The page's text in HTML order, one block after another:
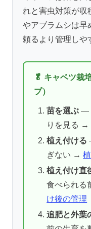
れと害虫対策が収
やアブラムシは早
頼るより管理しや
🥬 キャベツ栽
プ）
苗を選ぶ —
りを見る →
植え付ける
ぎない →
植え付け直
食べられ
け後の管理
追肥と外葉